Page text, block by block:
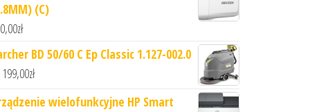
(C)
zł
BD 50/60 C Ep Classic 1.127-002.0
zł
wielofunkcyjne HP Smart